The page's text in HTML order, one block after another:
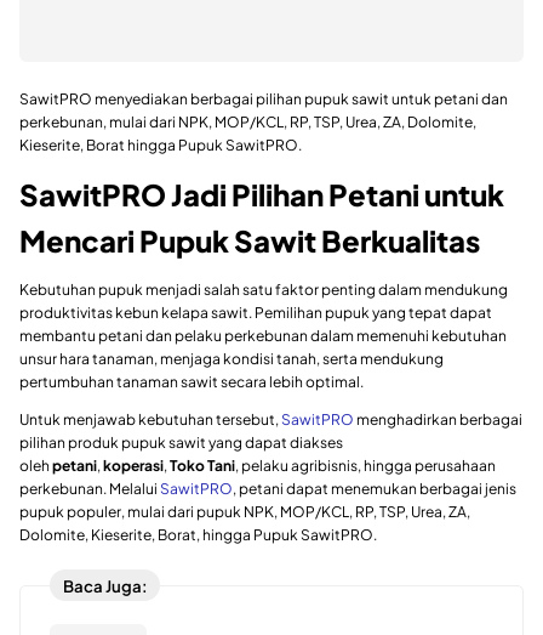
SawitPRO menyediakan berbagai pilihan pupuk sawit untuk petani dan
perkebunan, mulai dari NPK, MOP/KCL, RP, TSP, Urea, ZA, Dolomite,
Kieserite, Borat hingga Pupuk SawitPRO.
SawitPRO Jadi Pilihan Petani untuk
Mencari Pupuk Sawit Berkualitas
Kebutuhan pupuk menjadi salah satu faktor penting dalam mendukung
produktivitas kebun kelapa sawit. Pemilihan pupuk yang tepat dapat
membantu petani dan pelaku perkebunan dalam memenuhi kebutuhan
unsur hara tanaman, menjaga kondisi tanah, serta mendukung
pertumbuhan tanaman sawit secara lebih optimal.
Untuk menjawab kebutuhan tersebut, SawitPRO menghadirkan berbagai
pilihan produk pupuk sawit yang dapat diakses
oleh petani,koperasi,Toko Tani, pelaku agribisnis, hingga perusahaan
perkebunan. Melalui SawitPRO, petani dapat menemukan berbagai jenis
pupuk populer, mulai dari pupuk NPK, MOP/KCL, RP, TSP, Urea, ZA,
Dolomite, Kieserite, Borat, hingga Pupuk SawitPRO.
Baca Juga: